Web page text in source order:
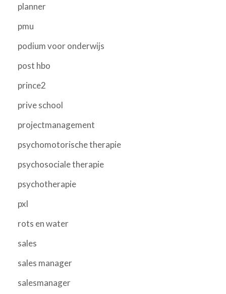
planner
pmu
podium voor onderwijs
post hbo
prince2
prive school
projectmanagement
psychomotorische therapie
psychosociale therapie
psychotherapie
pxl
rots en water
sales
sales manager
salesmanager